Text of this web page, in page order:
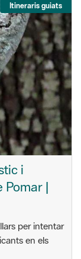
Itineraris guiats
i
Pomar |
per intentar
en els